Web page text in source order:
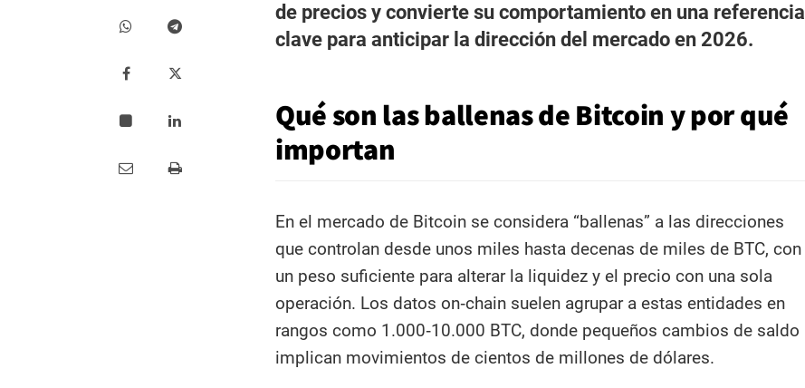
de precios y convierte su comportamiento en una referencia
clave para anticipar la dirección del mercado en 2026.
Qué son las ballenas de Bitcoin y por qué
importan
En el mercado de Bitcoin se considera “ballenas” a las direcciones
que controlan desde unos miles hasta decenas de miles de BTC, con
un peso suficiente para alterar la liquidez y el precio con una sola
operación. Los datos on‑chain suelen agrupar a estas entidades en
rangos como 1.000‑10.000 BTC, donde pequeños cambios de saldo
implican movimientos de cientos de millones de dólares.